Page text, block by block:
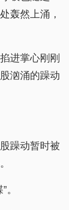
轰然上涌，
进掌心刚刚
汹涌的躁动
躁动暂时被
。